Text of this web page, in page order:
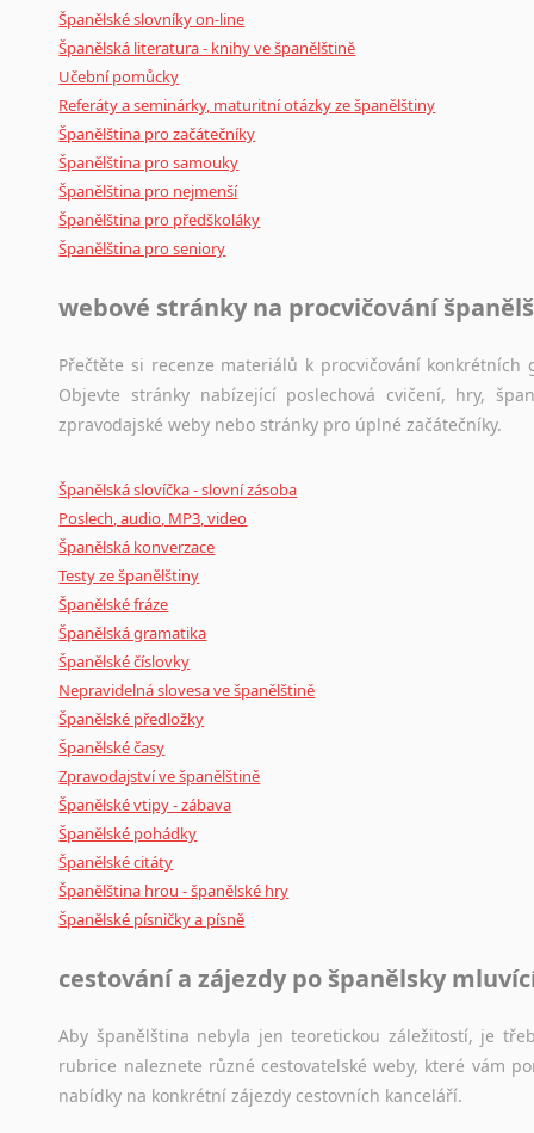
Španělské slovníky on-line
Španělská literatura - knihy ve španělštině
Učební pomůcky
Referáty a seminárky, maturitní otázky ze španělštiny
Španělština pro začátečníky
Španělština pro samouky
Španělština pro nejmenší
Španělština pro předškoláky
Španělština pro seniory
webové stránky na procvičování
Přečtěte si recenze materiálů k procvičování
Objevte stránky nabízející poslechová cvičení, hry,
zpravodajské weby nebo stránky pro úplné začátečníky.
Španělská slovíčka - slovní zásoba
Poslech, audio, MP3, video
Španělská konverzace
Testy ze španělštiny
Španělské fráze
Španělská gramatika
Španělské číslovky
Nepravidelná slovesa ve španělštině
Španělské předložky
Španělské časy
Zpravodajství ve španělštině
Španělské vtipy - zábava
Španělské pohádky
Španělské citáty
Španělština hrou - španělské hry
Španělské písničky a písně
cestování a zájezdy po španělsky
Aby španělština nebyla jen teoretickou záležitostí, je
rubrice naleznete různé cestovatelské weby, které vám
nabídky na konkrétní zájezdy cestovních kanceláří.